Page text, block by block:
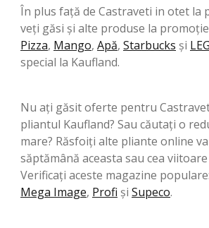
În plus față de Castraveti in otet la
veți găsi și alte produse la
Pizza, Mango, Apă, Starbucks şi
special la Kaufland.
Nu ați găsit oferte pentru
pliantul Kaufland? Sau căutați o
mare? Răsfoiți alte pliante online
săptămână aceasta sau cea
Verificați aceste magazine populare:
Mega Image, Profi şi Supeco.